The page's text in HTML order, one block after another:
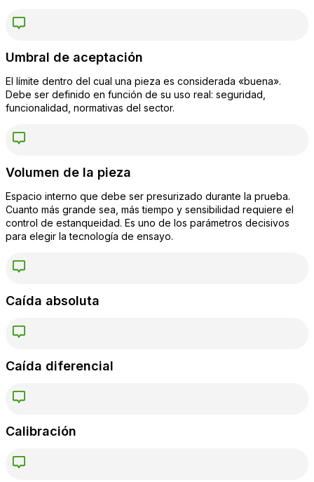
Umbral de aceptación
El límite dentro del cual una pieza es considerada «buena».
Debe ser definido en función de su uso real: seguridad,
funcionalidad, normativas del sector.
Volumen de la pieza
Espacio interno que debe ser presurizado durante la prueba.
Cuanto más grande sea, más tiempo y sensibilidad requiere el
control de estanqueidad. Es uno de los parámetros decisivos
para elegir la tecnología de ensayo.
Caída absoluta
Caída diferencial
Calibración